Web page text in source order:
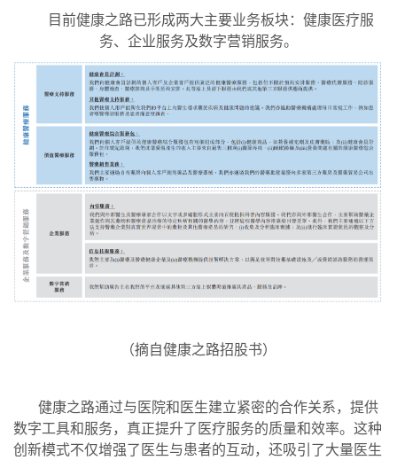
目前健康之路已形成两大主要业务板块：健康医疗服
务、企业服务及数字营销服务。
（摘自健康之路招股书）
健康之路通过与医院和医生建立紧密的合作关系，提供
数字工具和服务，真正提升了医疗服务的质量和效率。这种
创新模式不仅增强了医生与患者的互动，还吸引了大量医生